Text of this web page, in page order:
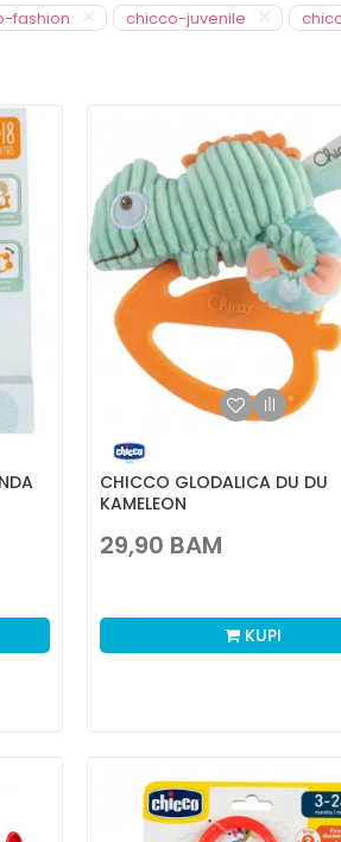
fashion chicco-juvenile
CHICCO GLODALICA DU DU
KAMELEON
29,90 BAM
KUPI